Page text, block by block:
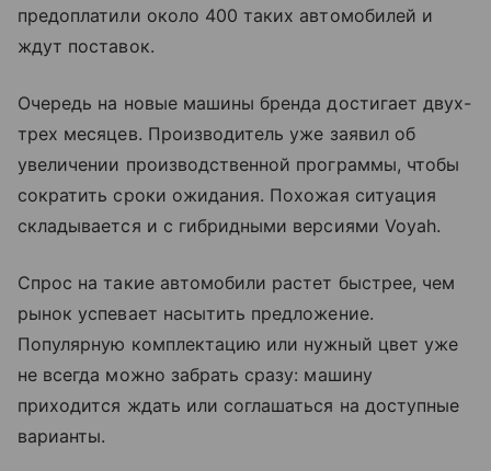
предоплатили около 400 таких автомобилей и
ждут поставок.
Очередь на новые машины бренда достигает двух-
трех месяцев. Производитель уже заявил об
увеличении производственной программы, чтобы
сократить сроки ожидания. Похожая ситуация
складывается и с гибридными версиями Voyah.
Спрос на такие автомобили растет быстрее, чем
рынок успевает насытить предложение.
Популярную комплектацию или нужный цвет уже
не всегда можно забрать сразу: машину
приходится ждать или соглашаться на доступные
варианты.